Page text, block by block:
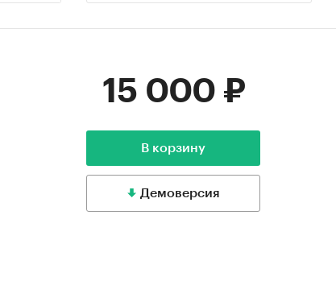
15 000 ₽
В корзину
Демоверсия